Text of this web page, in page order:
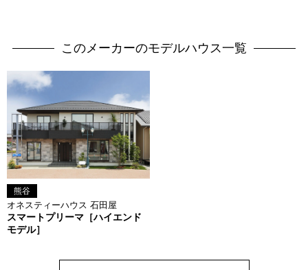
このメーカーのモデルハウス一覧
熊谷
オネスティーハウス 石田屋
スマートプリーマ［ハイエンド
モデル］